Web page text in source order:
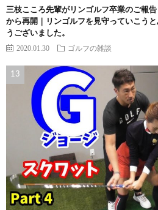
三枝こころ先輩がリンゴルフ卒業のご報
から再開｜リンゴルフを見守っていこう
うございました。
2020.01.30 ゴルフの雑談